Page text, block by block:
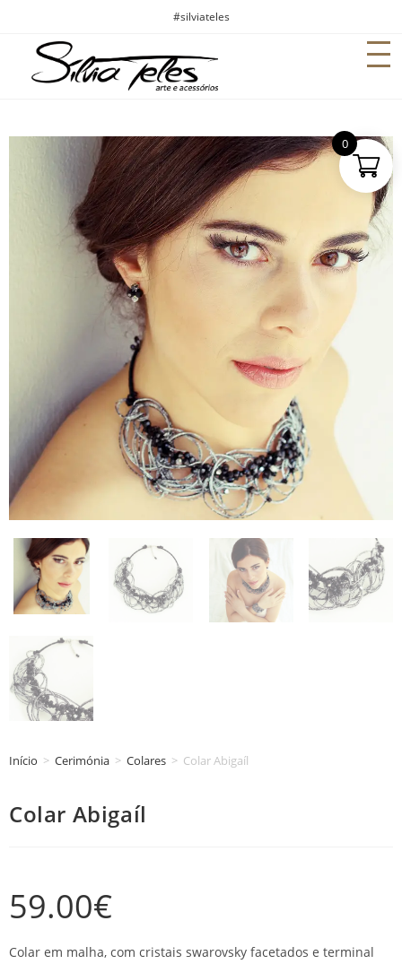
#silviateles
Início > Cerimónia > Colares > Colar Abigaíl
Colar Abigaíl
59.00€
Colar em malha, com cristais swarovsky facetados e terminal
0